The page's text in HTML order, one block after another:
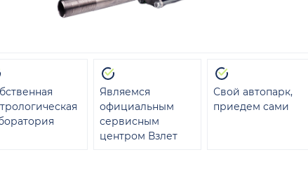
Являемся
официальным
сервисным
центром Взлет
Свой автопарк,
приедем сами